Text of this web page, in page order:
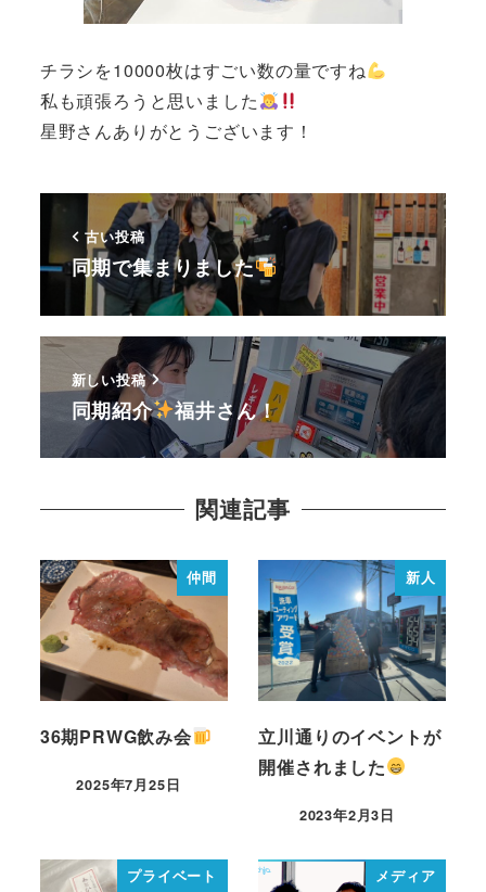
チラシを10000枚はすごい数の量ですね
私も頑張ろうと思いました
星野さんありがとうございます！
古い投稿
同期で集まりました
新しい投稿
同期紹介 福井さん！
関連記事
仲間
36期PRWG飲み会
2025年7月25日
新人
立川通りのイベントが
開催されました
2023年2月3日
プライベート メディア